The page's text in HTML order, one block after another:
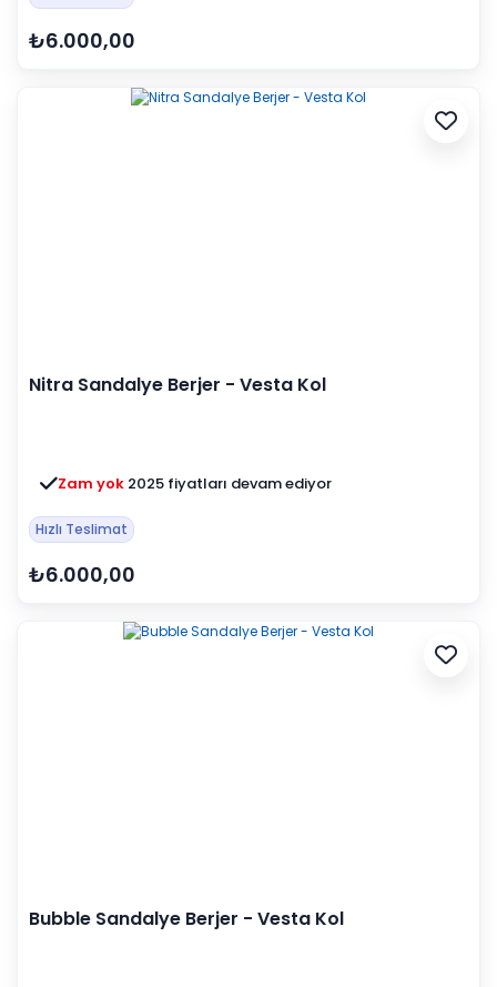
₺6.000,00
Nitra Sandalye Berjer - Vesta Kol
Zam yok 2025 fiyatları devam ediyor
Hızlı Teslimat
₺6.000,00
Bubble Sandalye Berjer - Vesta Kol